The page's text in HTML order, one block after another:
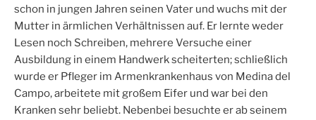
schon in jungen Jahren seinen Vater und wuchs mit der
Mutter in ärmlichen Verhältnissen auf. Er lernte weder
Lesen noch Schreiben, mehrere Versuche einer
Ausbildung in einem Handwerk scheiterten; schließlich
wurde er Pfleger im Armenkrankenhaus von Medina del
Campo, arbeitete mit großem Eifer und war bei den
Kranken sehr beliebt. Nebenbei besuchte er ab seinem